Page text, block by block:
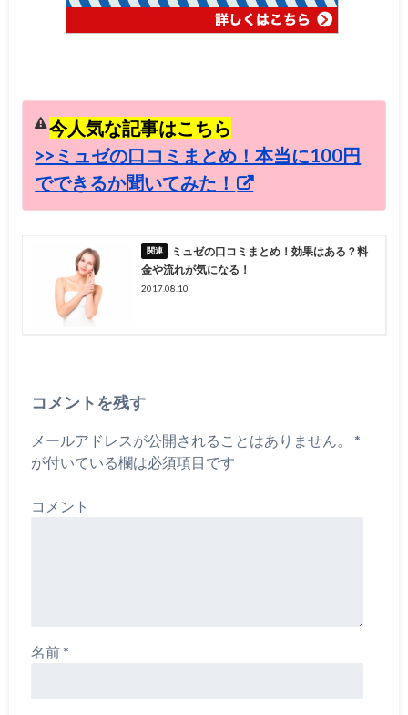
今人気な記事はこちら
>>ミュゼの口コミまとめ！本当に100円
でできるか聞いてみた！
ミュゼの口コミまとめ！効果はある？料
金や流れが気になる！
2017.08.10
コメントを残す
メールアドレスが公開されることはありません。
*
が付いている欄は必須項目です
コメント
名前*